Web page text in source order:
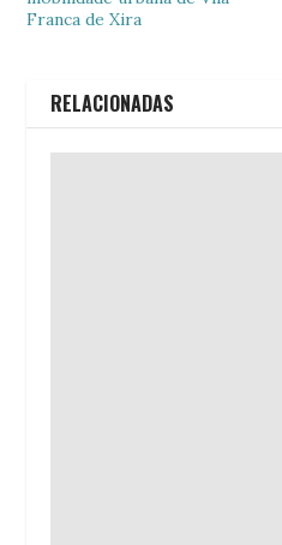
Franca de Xira
RELACIONADAS